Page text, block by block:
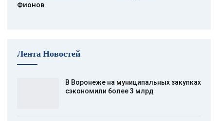
Фионов
Лента Новостей
В Воронеже на муниципальных закупках
сэкономили более 3 млрд